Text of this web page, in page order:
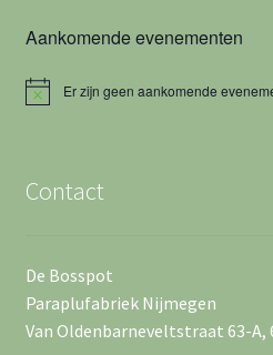
Aankomende evenementen
h
Er zijn geen aankomende
Contact
De Bosspot
Paraplufabriek Nijmegen
Van Oldenbarneveltstraat 63-A,